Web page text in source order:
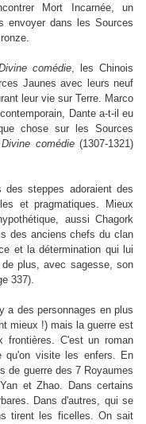
Mort Incarnée, un
envoyer dans les Sources
comédie, les Chinois
Jaunes avec leurs neuf
leur vie sur Terre. Marco
Dante a-t-il eu
chose sur les Sources
Divine comédie(1307-1321)
steppes adoraient des
et pragmatiques. Mieux
aussi Chagork
des anciens chefs du clan
et la détermination qui lui
plus, avec sagesse, son
337).
a des personnages en plus
mieux !) mais la guerre est
C'est un roman
qu'on visite les enfers. En
de guerre des 7 Royaumes
et Zhao. Dans certains
Dans d'autres, qui se
tirent les ficelles. On sait